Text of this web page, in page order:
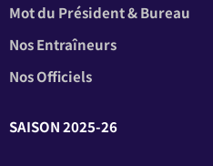
Mot du Président & Bureau
Nos Entraîneurs
Nos Officiels
SAISON 2025-26